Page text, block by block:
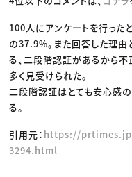
100人にアンケートを行った
の37.9%。また回答した理由
る、二段階認証があるから
多く見受けられた。
二段階認証はとても安心感
る。
引用元： https://
3294.html